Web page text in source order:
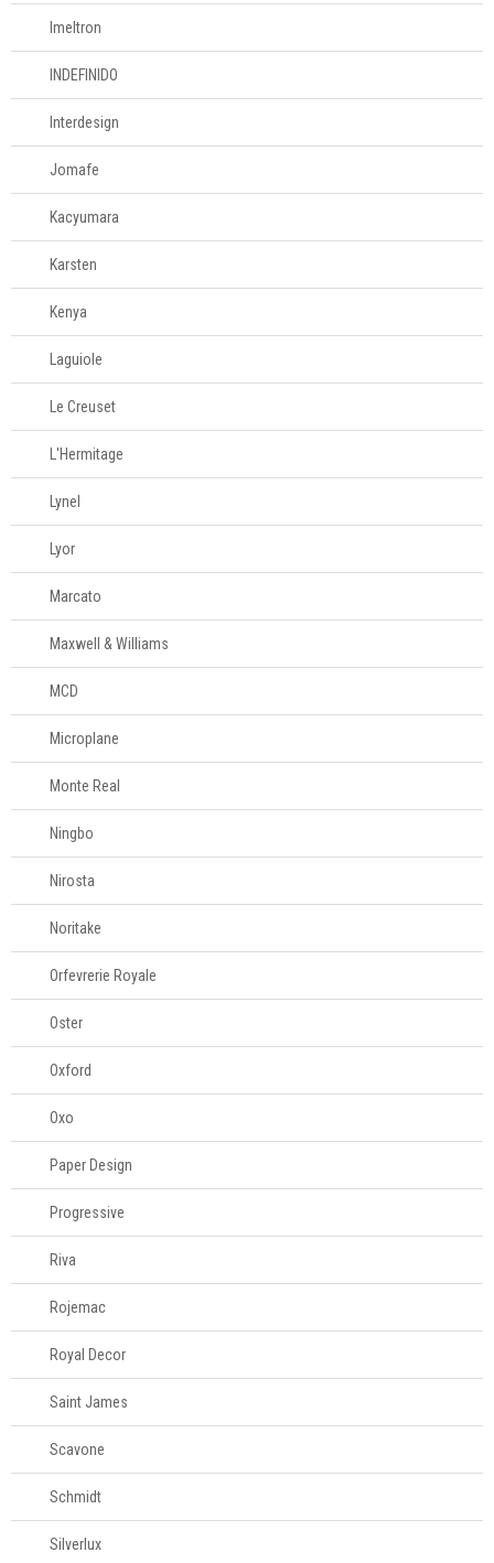
Imeltron
INDEFINIDO
Interdesign
Jomafe
Kacyumara
Karsten
Kenya
Laguiole
Le Creuset
L'Hermitage
Lynel
Lyor
Marcato
Maxwell & Williams
MCD
Microplane
Monte Real
Ningbo
Nirosta
Noritake
Orfevrerie Royale
Oster
Oxford
Oxo
Paper Design
Progressive
Riva
Rojemac
Royal Decor
Saint James
Scavone
Schmidt
Silverlux